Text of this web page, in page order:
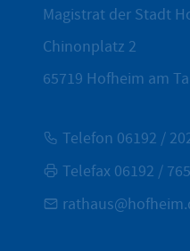
Magistrat der Stadt
Chinonplatz 2
65719 Hofheim am
Telefon 06192 /
Telefax 06192 /